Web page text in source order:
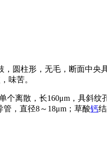
圆柱形，无毛，断面中央
味苦。
个离散，长160μm，具斜
，直径8～18μm；草酸钙